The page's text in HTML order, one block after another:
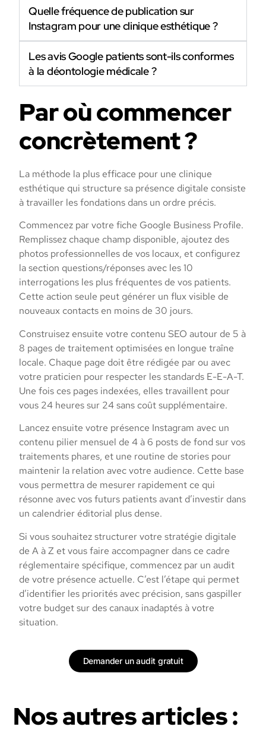
Quelle fréquence de publication sur
Instagram pour une clinique esthétique ?
Les avis Google patients sont-ils conformes
à la déontologie médicale ?
Par où commencer
concrètement ?
La méthode la plus efficace pour une clinique
esthétique qui structure sa présence digitale consiste
à travailler les fondations dans un ordre précis.
Commencez par votre fiche Google Business Profile.
Remplissez chaque champ disponible, ajoutez des
photos professionnelles de vos locaux, et configurez
la section questions/réponses avec les 10
interrogations les plus fréquentes de vos patients.
Cette action seule peut générer un flux visible de
nouveaux contacts en moins de 30 jours.
Construisez ensuite votre contenu SEO autour de 5 à
8 pages de traitement optimisées en longue traîne
locale. Chaque page doit être rédigée par ou avec
votre praticien pour respecter les standards E-E-A-T.
Une fois ces pages indexées, elles travaillent pour
vous 24 heures sur 24 sans coût supplémentaire.
Lancez ensuite votre présence Instagram avec un
contenu pilier mensuel de 4 à 6 posts de fond sur vos
traitements phares, et une routine de stories pour
maintenir la relation avec votre audience. Cette base
vous permettra de mesurer rapidement ce qui
résonne avec vos futurs patients avant d’investir dans
un calendrier éditorial plus dense.
Si vous souhaitez structurer votre stratégie digitale
de A à Z et vous faire accompagner dans ce cadre
réglementaire spécifique, commencez par un audit
de votre présence actuelle. C’est l’étape qui permet
d’identifier les priorités avec précision, sans gaspiller
votre budget sur des canaux inadaptés à votre
situation.
Demander un audit gratuit
Nos autres articles :